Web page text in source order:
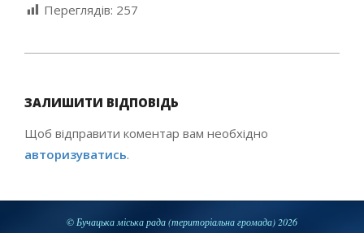
Переглядів: 257
20
ЗАЛИШИТИ ВІДПОВІДЬ
Щоб відправити коментар вам необхідно
авторизуватись.
© Бучацька міська рада (територіальна громада) 2026